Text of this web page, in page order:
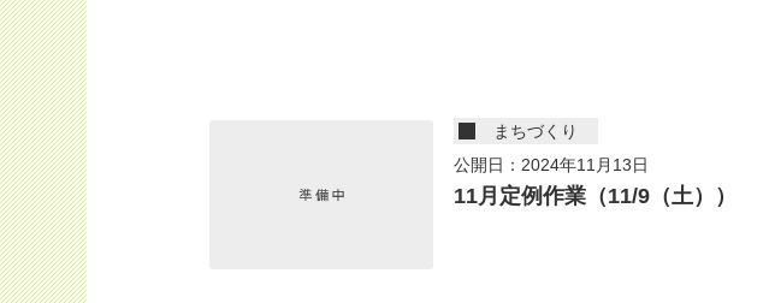
まちづくり
公開日：2024年11月13日
11月定例作業（11/9（土））